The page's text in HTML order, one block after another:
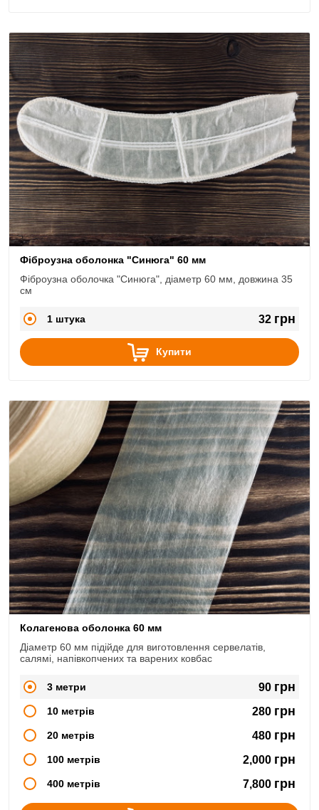
Фіброузна оболонка "Синюга" 60 мм
Фіброузна оболочка "Синюга", діаметр 60 мм, довжина 35
см
1 штука 32 грн
Купити
Колагенова оболонка 60 мм
Діаметр 60 мм підійде для виготовлення сервелатів,
салямі, напівкопчених та варених ковбас
3 метри 90 грн
10 метрів 280 грн
20 метрів 480 грн
100 метрів 2,000 грн
400 метрів 7,800 грн